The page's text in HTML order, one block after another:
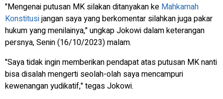
"Mengenai putusan MK silakan ditanyakan ke Mahkamah
Konstitusijangan saya yang berkomentar silahkan juga pakar
hukum yang menilainya," ungkap Jokowi dalam keterangan
persnya, Senin (16/10/2023) malam.
"Saya tidak ingin memberikan pendapat atas putusan MK nanti
bisa disalah mengerti seolah-olah saya mencampuri
kewenangan yudikatif," tegas Jokowi.